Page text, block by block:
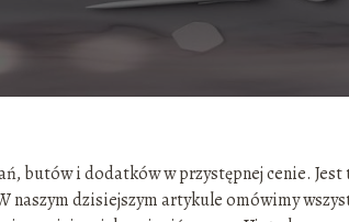
butów i dodatków w przystępnej cenie. Jest
naszym dzisiejszym artykule omówimy